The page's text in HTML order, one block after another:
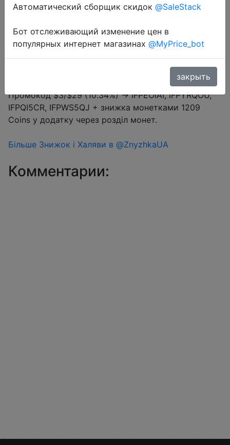
Перейти в магазин
Промокод $3/$29 (10.34%) → IFPEOIAI, IFPYRQOU,
IFPQI5CR, IFPWS5QJ + знижка монетками 1209
Coins у додатку через розділ монет.
Більше Знижок і Халяви в @ZnyzhkaUA
Комментарии:
Автоматический сборщик скидок @SaleStack
Бот отслеживающий изменение цен в
популярных интернет магазинах @MyPrice_bot
закрыть